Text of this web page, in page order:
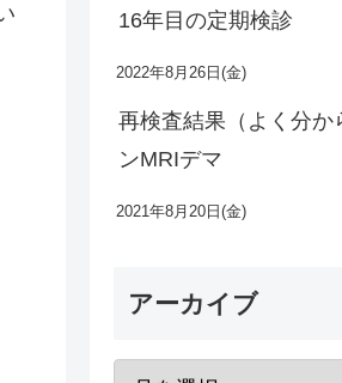
16年目の定期検診
2022年8月26日(金)
再検査結果（よく分か
ンMRIデマ
2021年8月20日(金)
アーカイブ